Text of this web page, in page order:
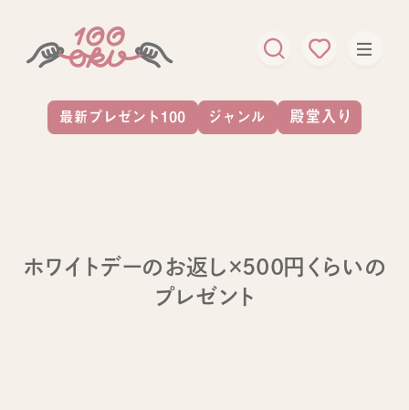
ホワイトデーのお返し×500円くらいの
プレゼント